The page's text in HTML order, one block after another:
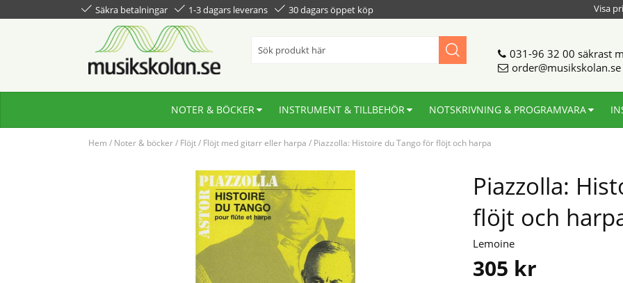
Säkra betalningar 1-3 dagars leverans 30 dagars öppet köp Visa
031-96 32 00 säkrast
order@musikskolan.se
NOTER & BÖCKER INSTRUMENT & TILLBEHÖR NOTSKRIVNING & PROGRAMVARA
Hem / Noter & böcker/ Flöjt/ Flöjt med gitarr eller harpa / Piazzolla: Histoire du Tango för flöjt och harpa
Piazzolla:
flöjt och
Lemoine
305 kr